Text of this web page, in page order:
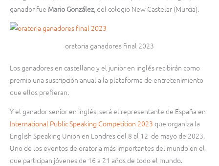
ganador fue Mario González, del colegio New Castelar (Murcia).
oratoria ganadores final 2023
Los ganadores en castellano y el junior en inglés recibirán como
premio una suscripción anual a la plataforma de entretenimiento
que ellos prefieran.
Y el ganador senior en inglés, será el representante de España en
International Public Speaking Competition 2023 que organiza la
English Speaking Union en Londres del 8 al 12 de mayo de 2023.
Uno de los eventos de oratoria más importantes del mundo en el
que participan jóvenes de 16 a 21 años de todo el mundo.